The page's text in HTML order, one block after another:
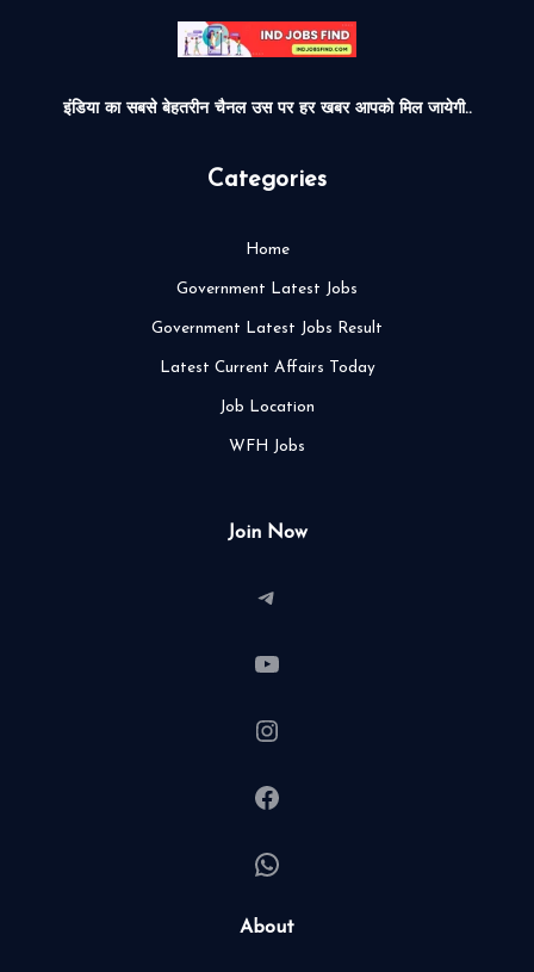
इंडिया का सबसे बेहतरीन चैनल उस पर हर खबर आपको मिल जायेगी..
Categories
Home
Government Latest Jobs
Government Latest Jobs Result
Latest Current Affairs Today
Job Location
WFH Jobs
Join Now
Telegram
YouTube
Instagram
Facebook
WhatsApp
About